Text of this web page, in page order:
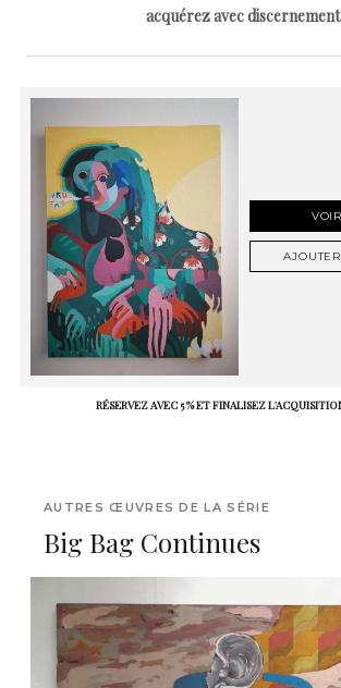
acquérez avec
RÉSERVEZ AVEC 5 % ET FINALISEZ
AUTRES ŒUVRES DE LA SÉRIE
Big Bag Continues